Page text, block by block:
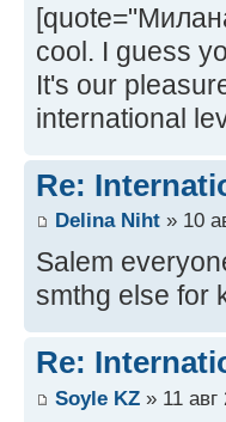
cool. I guess
It's our
international
Re:
Delina Niht » 10
Salem
smthg else for
Re:
Soyle KZ » 11